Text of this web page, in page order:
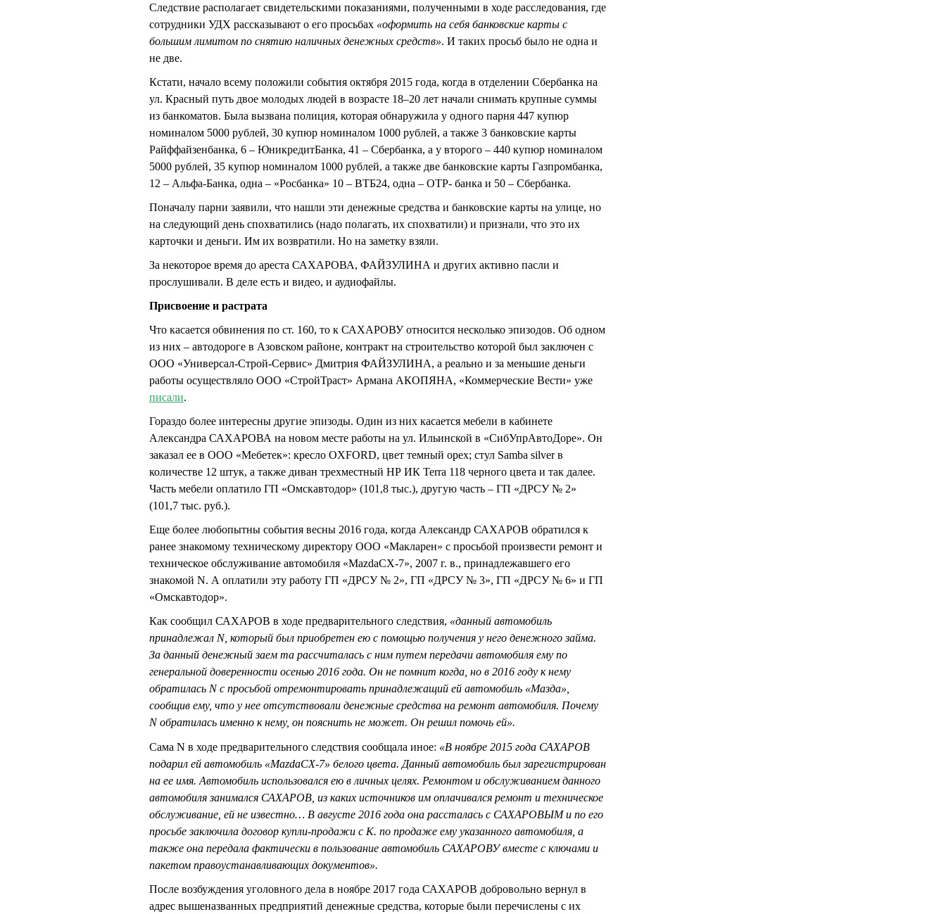
Следствие располагает свидетельскими показаниями, полученными в ходе расследования, где
сотрудники УДХ рассказывают о его просьбах «оформить на себя банковские карты с
большим лимитом по снятию наличных денежных средств». И таких просьб было не одна и
не две.
Кстати, начало всему положили события октября 2015 года, когда в отделении Сбербанка на
ул. Красный путь двое молодых людей в возрасте 18–20 лет начали снимать крупные суммы
из банкоматов. Была вызвана полиция, которая обнаружила у одного парня 447 купюр
номиналом 5000 рублей, 30 купюр номиналом 1000 рублей, а также 3 банковские карты
Райффайзенбанка, 6 – ЮникредитБанка, 41 – Сбербанка, а у второго – 440 купюр номиналом
5000 рублей, 35 купюр номиналом 1000 рублей, а также две банковские карты Газпромбанка,
12 – Альфа-Банка, одна – «Росбанка» 10 – ВТБ24, одна – ОТР- банка и 50 – Сбербанка.
Поначалу парни заявили, что нашли эти денежные средства и банковские карты на улице, но
на следующий день спохватились (надо полагать, их спохватили) и признали, что это их
карточки и деньги. Им их возвратили. Но на заметку взяли.
За некоторое время до ареста САХАРОВА, ФАЙЗУЛИНА и других активно пасли и
прослушивали. В деле есть и видео, и аудиофайлы.
Присвоение и растрата
Что касается обвинения по ст. 160, то к САХАРОВУ относится несколько эпизодов. Об одном
из них – автодороге в Азовском районе, контракт на строительство которой был заключен с
ООО «Универсал-Строй-Сервис» Дмитрия ФАЙЗУЛИНА, а реально и за меньшие деньги
работы осуществляло ООО «СтройТраст» Армана АКОПЯНА, «Коммерческие Вести» уже
писали.
Гораздо более интересны другие эпизоды. Один из них касается мебели в кабинете
Александра САХАРОВА на новом месте работы на ул. Ильинской в «СибУпрАвтоДоре». Он
заказал ее в ООО «Мебетек»: кресло OXFORD, цвет темный орех; стул Samba silver в
количестве 12 штук, а также диван трехместный НР ИК Terra 118 черного цвета и так далее.
Часть мебели оплатило ГП «Омскавтодор» (101,8 тыс.), другую часть – ГП «ДРСУ № 2»
(101,7 тыс. руб.).
Еще более любопытны события весны 2016 года, когда Александр САХАРОВ обратился к
ранее знакомому техническому директору ООО «Макларен» с просьбой произвести ремонт и
техническое обслуживание автомобиля «MazdaCX-7», 2007 г. в., принадлежавшего его
знакомой N. А оплатили эту работу ГП «ДРСУ № 2», ГП «ДРСУ № 3», ГП «ДРСУ № 6» и ГП
«Омскавтодор».
Как сообщил САХАРОВ в ходе предварительного следствия, «данный автомобиль
принадлежал N, который был приобретен ею с помощью получения у него денежного займа.
За данный денежный заем та рассчиталась с ним путем передачи автомобиля ему по
генеральной доверенности осенью 2016 года. Он не помнит когда, но в 2016 году к нему
обратилась N с просьбой отремонтировать принадлежащий ей автомобиль «Мазда»,
сообщив ему, что у нее отсутствовали денежные средства на ремонт автомобиля. Почему
N обратилась именно к нему, он пояснить не может. Он решил помочь ей».
Сама N в ходе предварительного следствия сообщала иное: «В ноябре 2015 года САХАРОВ
подарил ей автомобиль «MazdaCX-7» белого цвета. Данный автомобиль был зарегистрирован
на ее имя. Автомобиль использовался ею в личных целях. Ремонтом и обслуживанием данного
автомобиля занимался САХАРОВ, из каких источников им оплачивался ремонт и техническое
обслуживание, ей не известно… В августе 2016 года она рассталась с САХАРОВЫМ и по его
просьбе заключила договор купли-продажи с К. по продаже ему указанного автомобиля, а
также она передала фактически в пользование автомобиль САХАРОВУ вместе с ключами и
пакетом правоустанавливающих документов».
После возбуждения уголовного дела в ноябре 2017 года САХАРОВ добровольно вернул в
адрес вышеназванных предприятий денежные средства, которые были перечислены с их